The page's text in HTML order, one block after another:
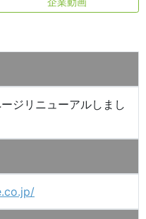
ジリニューアルしまし